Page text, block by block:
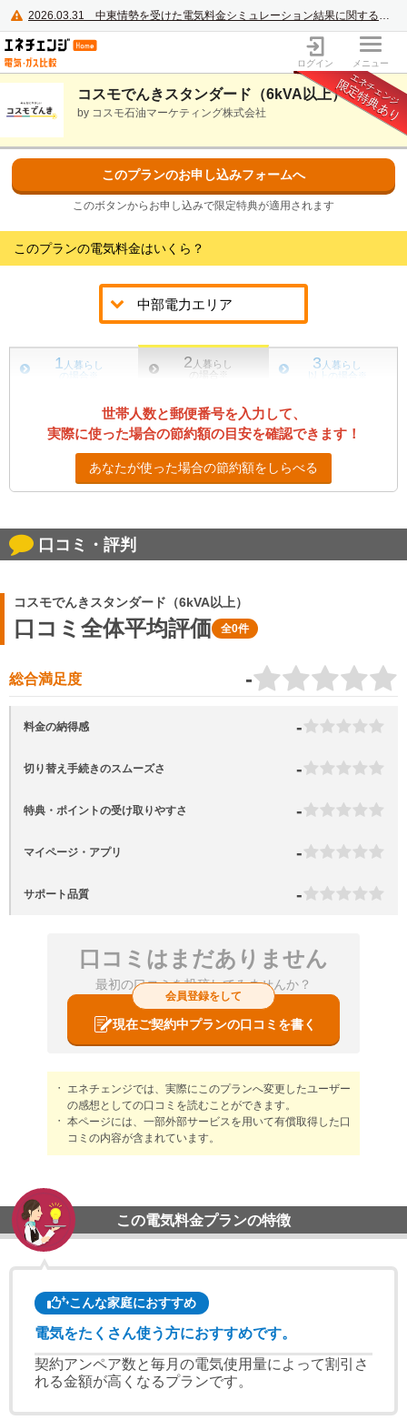
2026.03.31 中東情勢を受けた電気料金シミュレーション結果に関するご案内
電力・ガス比較サイト エネチェンジ
ログイン メニュー
コスモでんきスタンダード（6kVA以上）
by コスモ石油マーケティング株式会社
エネチェンジ
限定特典あり
このプランのお申し込みフォームへ
このボタンからお申し込みで限定特典が適用されます
このプランの電気料金はいくら？
1 人暮らし
の場合
2 人暮らし
の場合
※
3 人暮らし
以上の場合
世帯人数と郵便番号を入力して、
実際に使った場合の節約額の目安を確認できます！
あなたが使った場合の節約額をしらべる
口コミ・評判
コスモでんきスタンダード（6kVA以上）
口コミ全体平均評価 全0件
総合満足度 -
料金の納得感 -
切り替え手続きのスムーズさ -
特典・ポイントの受け取りやすさ -
マイページ・アプリ -
サポート品質 -
口コミはまだありません
最初の口コミを投稿してみませんか？
会員登録をして
現在ご契約中プランの口コミを書く
エネチェンジでは、実際にこのプランへ変更したユーザー
の感想としての口コミを読むことができます。
本ページには、一部外部サービスを用いて有償取得した口
コミの内容が含まれています。
この電気料金プランの特徴
こんな家庭におすすめ
電気をたくさん使う方におすすめです。
契約アンペア数と毎月の電気使用量によって割引さ
れる金額が高くなるプランです。